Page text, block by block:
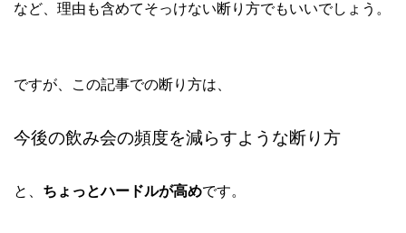
など、理由も含めてそっけない断り方でもいいでしょう。
ですが、この記事での断り方は、
今後の飲み会の頻度を減らすような断り方
と、 ちょっとハードルが高めです。